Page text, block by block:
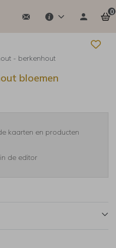
0
- berkenhout
bloemen
kaarten en producten
de editor